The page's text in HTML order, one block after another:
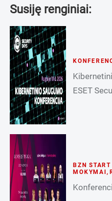
Susiję renginiai:
ESET
BZN
MOKYMAI ,